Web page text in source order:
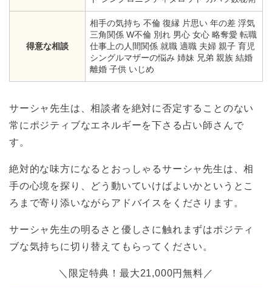
得意な相談
相手の気持ち 不倫 復縁 片思い 年の差 浮気
三角関係 W不倫 別れ 男心 女心 略奪愛 転職
仕事上の人間関係 就職 適職 夫婦 親子 育児
シングルマザーの悩み 姉妹 兄弟 親族 結婚
離婚 子供 いじめ
サーシャ先生は、相談者を絶対に否定することのない
常にポジティブなエネルギーを下さる占い師さんで
す。
絶対的な味方になるとおっしゃるサーシャ先生は、相
手の心境を探り、どう動いていけばよいかというとこ
ろまで寄り添いながらアドバイスをくださります。
サーシャ先生の明るさと優しさに触れまずはポジティ
ブな気持ちに切り替えてもらってください。
＼限定特典！最大21,000円無料／